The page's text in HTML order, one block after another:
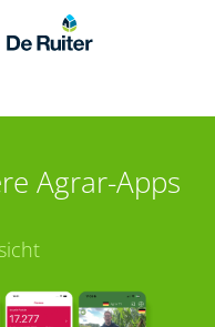
Agrar-Apps